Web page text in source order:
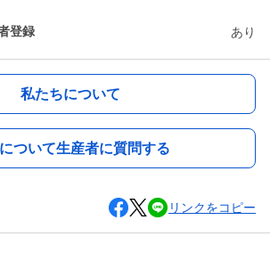
登録 あり
私たちについて
ついて生産者に質問する
リンクをコピー